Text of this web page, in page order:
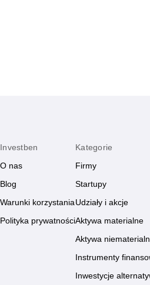
Investben
O nas
Blog
Warunki korzystania
Polityka prywatności
Kategorie
Firmy
Startupy
Udziały i akcje
Aktywa materialne
Aktywa
Instrumenty
Inwestycje